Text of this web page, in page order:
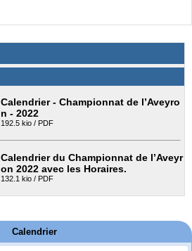
Calendrier - Championnat de l’Aveyro
n - 2022
192.5 kio / PDF
Calendrier du Championnat de l’Aveyr
on 2022 avec les Horaires.
132.1 kio / PDF
Calendrier